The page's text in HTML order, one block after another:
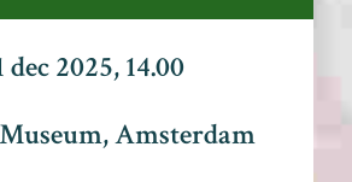
dec 2025, 14.00
Amsterdam